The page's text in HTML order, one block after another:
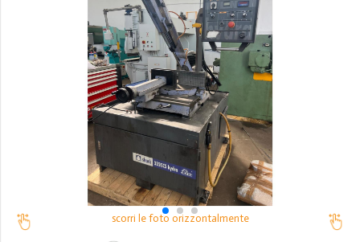
scorri le foto orizzontalmente